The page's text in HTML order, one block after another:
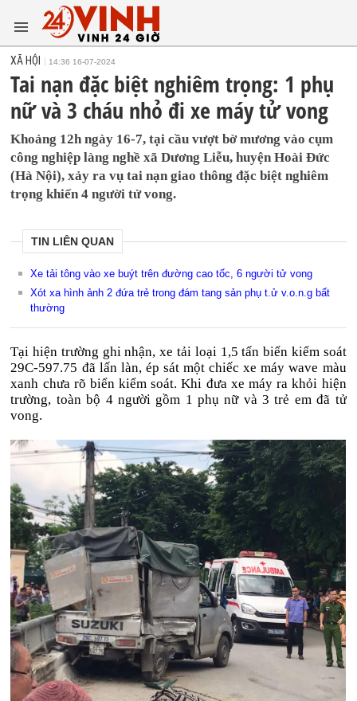
XÃ HỘI 14:36 16-07-2024
Tai nạn đặc biệt nghiêm trọng: 1 phụ
nữ và 3 cháu nhỏ đi xe máy tử vong
Khoảng 12h ngày 16-7, tại cầu vượt bờ mương vào cụm
công nghiệp làng nghề xã Dương Liễu, huyện Hoài Đức
(Hà Nội), xảy ra vụ tai nạn giao thông đặc biệt nghiêm
trọng khiến 4 người tử vong.
TIN LIÊN QUAN
Xe tải tông vào xe buýt trên đường cao tốc, 6 người tử vong
Xót xa hình ảnh 2 đứa trẻ trong đám tang sản phụ t.ử v.o.n.g bất
thường
Tại hiện trường ghi nhận, xe tải loại 1,5 tấn biển kiểm soát
29C-597.75 đã lấn làn, ép sát một chiếc xe máy wave màu
xanh chưa rõ biển kiểm soát. Khi đưa xe máy ra khỏi hiện
trường, toàn bộ 4 người gồm 1 phụ nữ và 3 trẻ em đã tử
vong.